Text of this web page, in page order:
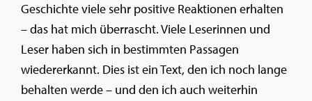
Geschichte viele sehr positive Reaktionen erhalten
– das hat mich überrascht. Viele Leserinnen und
Leser haben sich in bestimmten Passagen
wiedererkannt. Dies ist ein Text, den ich noch lange
behalten werde – und den ich auch weiterhin